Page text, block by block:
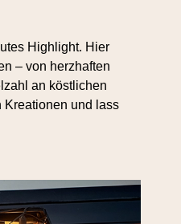
Highlight. Hier
– von herzhaften
an köstlichen
Kreationen und lass